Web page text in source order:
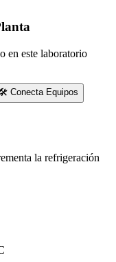
en este laboratorio
Conecta Equipos
la refrigeración